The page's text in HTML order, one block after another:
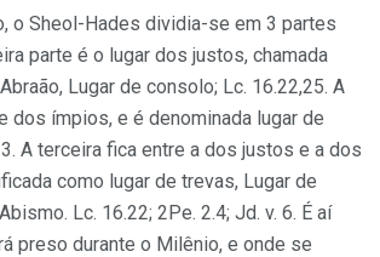
o Sheol-Hades dividia-se em 3 partes
parte é o lugar dos justos, chamada
Lugar de consolo; Lc. 16.22,25. A
dos ímpios, e é denominada lugar de
A terceira fica entre a dos justos e a dos
como lugar de trevas, Lugar de
Lc. 16.22; 2Pe. 2.4; Jd. v. 6. É aí
preso durante o Milênio, e onde se